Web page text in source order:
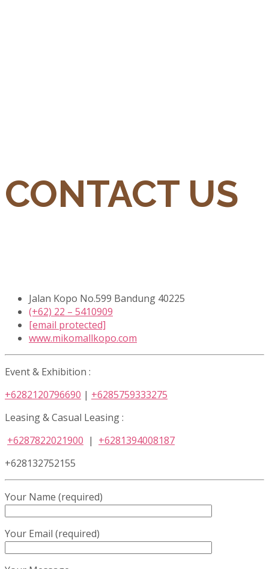
CONTACT US
Jalan Kopo No.599 Bandung 40225
(+62) 22 – 5410909
[email protected]
www.mikomallkopo.com
Event & Exhibition :
+6282120796690 | +6285759333275
Leasing & Casual Leasing :
+6287822021900 | +6281394008187
+628132752155
Your Name (required)
Your Email (required)